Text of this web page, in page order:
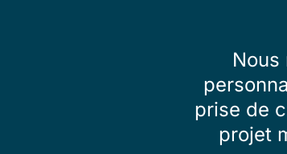
Nous
prise de
projet